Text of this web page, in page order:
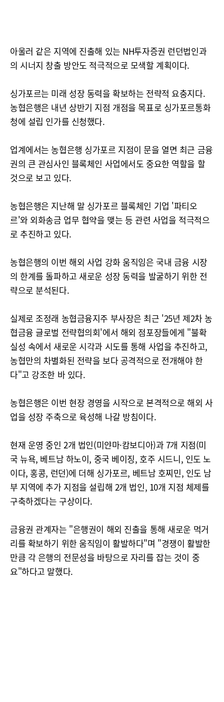
아울러 같은 지역에 진출해 있는 NH투자증권 런던법인과
의 시너지 창출 방안도 적극적으로 모색할 계획이다.
싱가포르는 미래 성장 동력을 확보하는 전략적 요충지다.
농협은행은 내년 상반기 지점 개점을 목표로 싱가포르통화
청에 설립 인가를 신청했다.
업계에서는 농협은행 싱가포르 지점이 문을 열면 최근 금융
권의 큰 관심사인 블록체인 사업에서도 중요한 역할을 할
것으로 보고 있다.
농협은행은 지난해 말 싱가포르 블록체인 기업 '파티오
르'와 외화송금 업무 협약을 맺는 등 관련 사업을 적극적으
로 추진하고 있다.
농협은행의 이번 해외 사업 강화 움직임은 국내 금융 시장
의 한계를 돌파하고 새로운 성장 동력을 발굴하기 위한 전
략으로 분석된다.
실제로 조정래 농협금융지주 부사장은 최근 '25년 제2차 농
협금융 글로벌 전략협의회'에서 해외 점포장들에게 "불확
실성 속에서 새로운 시각과 시도를 통해 사업을 추진하고,
농협만의 차별화된 전략을 보다 공격적으로 전개해야 한
다"고 강조한 바 있다.
농협은행은 이번 현장 경영을 시작으로 본격적으로 해외 사
업을 성장 주축으로 육성해 나갈 방침이다.
현재 운영 중인 2개 법인(미얀마·캄보디아)과 7개 지점(미
국 뉴욕, 베트남 하노이, 중국 베이징, 호주 시드니, 인도 노
이다, 홍콩, 런던)에 더해 싱가포르, 베트남 호찌민, 인도 남
부 지역에 추가 지점을 설립해 2개 법인, 10개 지점 체제를
구축하겠다는 구상이다.
금융권 관계자는 "은행권이 해외 진출을 통해 새로운 먹거
리를 확보하기 위한 움직임이 활발하다"며 "경쟁이 활발한
만큼 각 은행의 전문성을 바탕으로 자리를 잡는 것이 중
요"하다고 말했다.